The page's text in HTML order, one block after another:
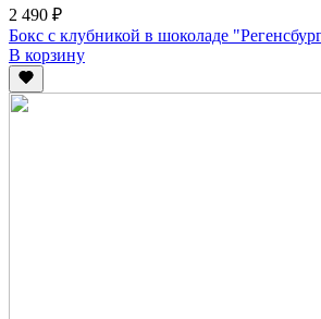
2 490 ₽
Бокс с клубникой в шоколаде
В корзину